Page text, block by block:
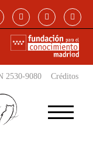
2530-9080 Créditos